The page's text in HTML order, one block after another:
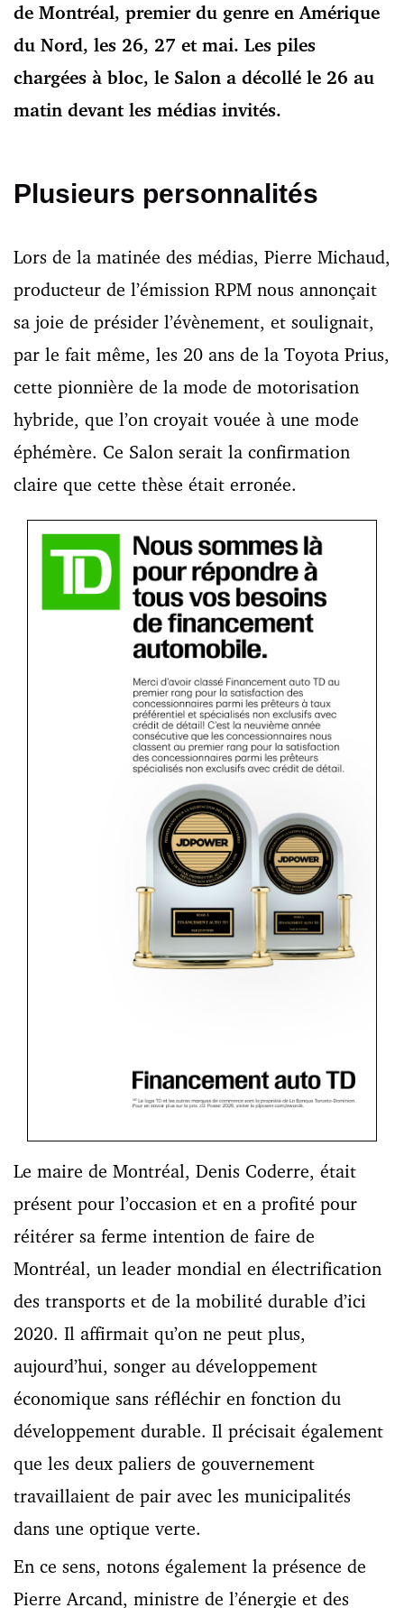
de Montréal, premier du genre en Amérique
du Nord, les 26, 27 et mai. Les piles
chargées à bloc, le Salon a décollé le 26 au
matin devant les médias invités.
Plusieurs personnalités
Lors de la matinée des médias, Pierre Michaud,
producteur de l’émission RPM nous annonçait
sa joie de présider l’évènement, et soulignait,
par le fait même, les 20 ans de la Toyota Prius,
cette pionnière de la mode de motorisation
hybride, que l’on croyait vouée à une mode
éphémère. Ce Salon serait la confirmation
claire que cette thèse était erronée.
Le maire de Montréal, Denis Coderre, était
présent pour l’occasion et en a profité pour
réitérer sa ferme intention de faire de
Montréal, un leader mondial en électrification
des transports et de la mobilité durable d’ici
2020. Il affirmait qu’on ne peut plus,
aujourd’hui, songer au développement
économique sans réfléchir en fonction du
développement durable. Il précisait également
que les deux paliers de gouvernement
travaillaient de pair avec les municipalités
dans une optique verte.
En ce sens, notons également la présence de
Pierre Arcand, ministre de l’énergie et des